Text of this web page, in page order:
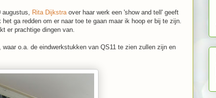
Rita Dijkstra over haar werk een 'show and tell' geeft
ga redden om er naar toe te gaan maar ik hoop er bij te zijn.
er prachtige dingen van.
waar o.a. de eindwerkstukken van QS11 te zien zullen zijn en